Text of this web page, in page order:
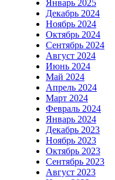
Январь 2025
Декабрь 2024
Ноябрь 2024
Октябрь 2024
Сентябрь 2024
Август 2024
Июнь 2024
Май 2024
Апрель 2024
Март 2024
Февраль 2024
Январь 2024
Декабрь 2023
Ноябрь 2023
Октябрь 2023
Сентябрь 2023
Август 2023